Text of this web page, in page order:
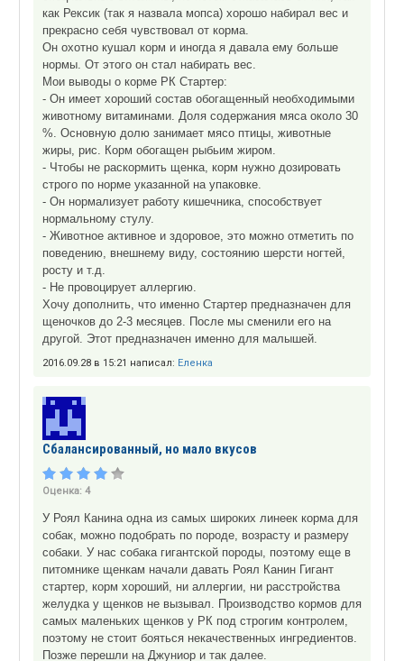
как Рексик (так я назвала мопса) хорошо набирал вес и
прекрасно себя чувствовал от корма.
Он охотно кушал корм и иногда я давала ему больше
нормы. От этого он стал набирать вес.
Мои выводы о корме РК Стартер:
- Он имеет хороший состав обогащенный необходимыми
животному витаминами. Доля содержания мяса около 30
%. Основную долю занимает мясо птицы, животные
жиры, рис. Корм обогащен рыбьим жиром.
- Чтобы не раскормить щенка, корм нужно дозировать
строго по норме указанной на упаковке.
- Он нормализует работу кишечника, способствует
нормальному стулу.
- Животное активное и здоровое, это можно отметить по
поведению, внешнему виду, состоянию шерсти ногтей,
росту и т.д.
- Не провоцирует аллергию.
Хочу дополнить, что именно Стартер предназначен для
щеночков до 2-3 месяцев. После мы сменили его на
другой. Этот предназначен именно для малышей.
2016.09.28 в 15:21 написал: Еленка
Сбалансированный, но мало вкусов
Оценка: 4
У Роял Канина одна из самых широких линеек корма для
собак, можно подобрать по породе, возрасту и размеру
собаки. У нас собака гигантской породы, поэтому еще в
питомнике щенкам начали давать Роял Канин Гигант
стартер, корм хороший, ни аллергии, ни расстройства
желудка у щенков не вызывал. Производство кормов для
самых маленьких щенков у РК под строгим контролем,
поэтому не стоит бояться некачественных ингредиентов.
Позже перешли на Джуниор и так далее.